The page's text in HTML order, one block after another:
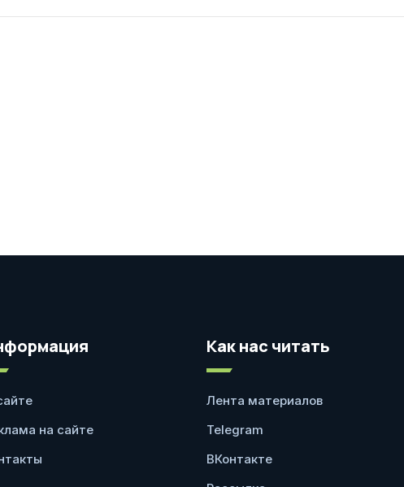
на сайте
Как нас читать
Лента материалов
Telegram
ВКонтакте